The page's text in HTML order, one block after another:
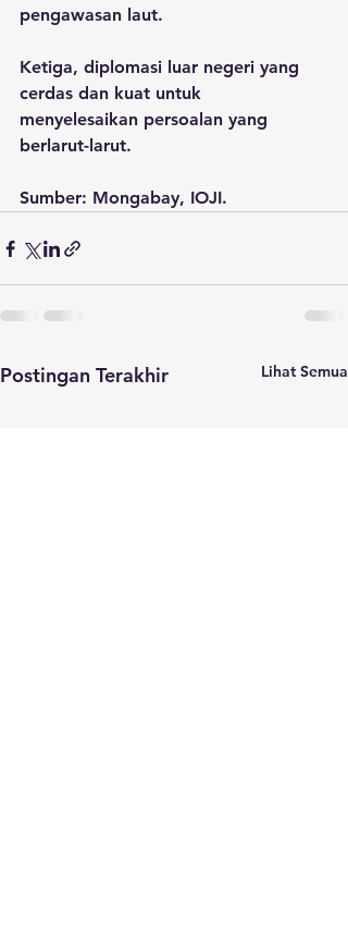
pengawasan laut.
Ketiga, diplomasi luar negeri yang
cerdas dan kuat untuk
menyelesaikan persoalan yang
berlarut-larut.
Sumber: Mongabay, IOJI.
Postingan Terakhir Lihat Semua